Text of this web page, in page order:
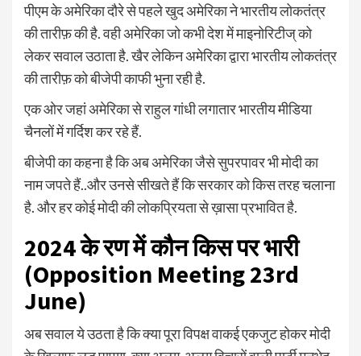
पीएम के अमेरिका दौरे से पहले खुद अमेरिका ने भारतीय लोकतंत्र
की तारीफ़ की है. वही अमेरिका जो कभी देश में माइनोरिटीज् को
लेकर सवाल उठाता है. खैर लेकिन अमेरिका द्वारा भारतीय लोकतंत्र
की तारीफ़ को बीजेपी काफी भुना रही है.
एक ओर जहां अमेरिका से राहुल गांधी लगातार भारतीय मीडिया
चैनलों में गर्दिश कर रहे हैं.
बीजेपी का कहना है कि अब अमेरिका जैसे सुपरपावर भी मोदी का
नाम जपते हैं..और उनसे सीखते हैं कि सरकार को किस तरह चलाना
है. और हर कोई मोदी की लोकप्रियता से ख़ासा प्रभावित है.
2024 के रण में कौन किस पर भारी
(Opposition Meeting 23rd
June)
अब सवाल ये उठता है कि क्या पूरा विपक्ष वाकई एकजुट होकर मोदी